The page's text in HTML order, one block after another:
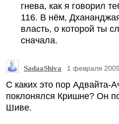
гнева, как я говорил
116. В нём,
власть, о которой ты
сначала.
SadaaShiva 1 февраля
С каких это пор Адвайта-
поклонялся Кришне? Он
Шиве.